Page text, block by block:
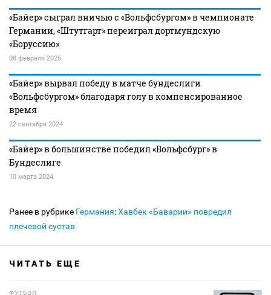
«Байер» сыграл вничью с «Вольфсбургом» в чемпионате
Германии, «Штутгарт» переиграл дортмундскую
«Боруссию»
08 февраля 2025
«Байер» вырвал победу в матче бундеслиги
«Вольфсбургом» благодаря голу в компенсированное
время
22 сентября 2024
«Байер» в большинстве победил «Вольфсбург» в
Бундеслиге
10 марта 2024
Ранее в рубрике Германия:Хавбек «Баварии» повредил
плечевой сустав
ЧИТАТЬ ЕЩЕ
ФУТБОЛ